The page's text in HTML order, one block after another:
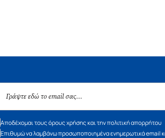
Αποδέχομαι τους όρους χρήσης και την πολιτική απορρήτου
Επιθυμώ να λαμβάνω προσωποποιημένα ενημερωτικά email